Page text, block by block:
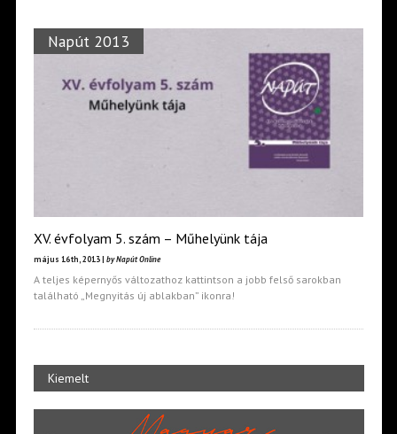
Napút 2013
XV. évfolyam 5. szám – Műhelyünk tája
május 16th, 2013 | by Napút Online
A teljes képernyős változathoz kattintson a jobb felső sarokban
található „Megnyitás új ablakban” ikonra!
Kiemelt